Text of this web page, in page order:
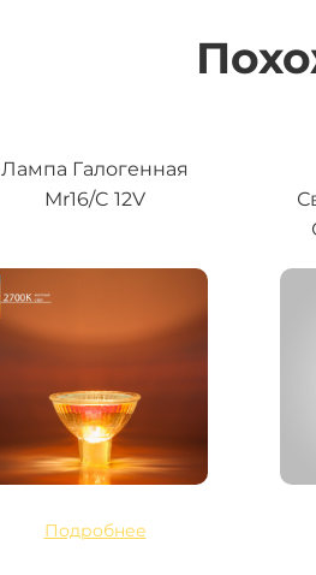
Лампа Галогенная
Mr16/C 12V
Подробнее